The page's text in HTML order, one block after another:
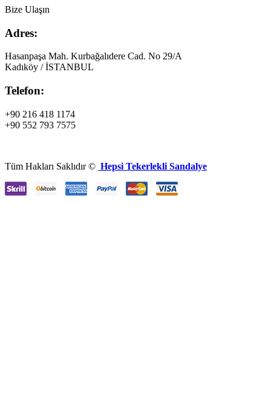
Bize Ulaşın
Adres:
Hasanpaşa Mah. Kurbağalıdere Cad. No 29/A
Kadıköy / İSTANBUL
Telefon:
+90 216 418 1174
+90 552 793 7575
Tüm Hakları Saklıdır © Hepsi Tekerlekli Sandalye